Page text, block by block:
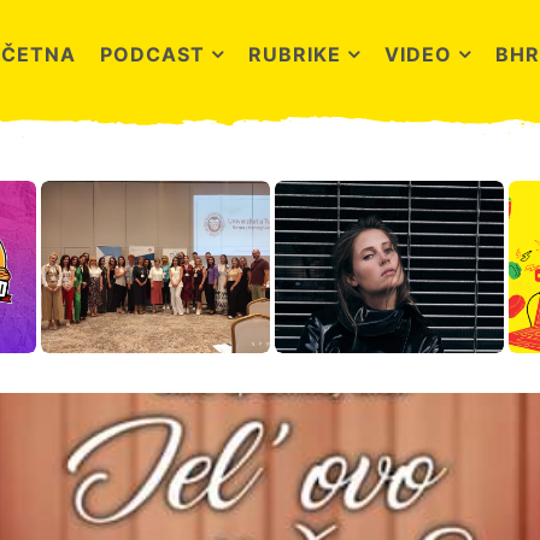
PODCAST RUBRIKE VIDEO